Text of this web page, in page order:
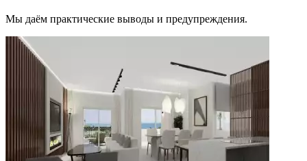
Мы даём практические выводы и предупреждения.